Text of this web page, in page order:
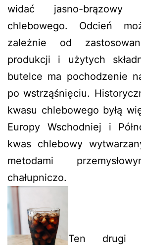
widać jasno-brązowy
chlebowego. Odcień
zależnie od
produkcji i użytych
butelce ma pochodzenie
po wstrząśnięciu.
kwasu chlebowego byłą
Europy Wschodniej i
kwas chlebowy
metodami
chałupniczo.
Ten drugi